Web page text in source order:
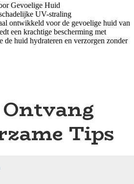
Gevoelige Huid
UV-straling
ontwikkeld voor de gevoelige huid van
een krachtige bescherming met
de huid hydrateren en verzorgen zonder
Ontvang
Tips